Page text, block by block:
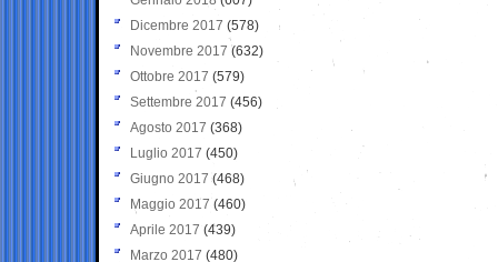
Dicembre 2017 (578)
Novembre 2017 (632)
Ottobre 2017 (579)
Settembre 2017 (456)
Agosto 2017 (368)
Luglio 2017 (450)
Giugno 2017 (468)
Maggio 2017 (460)
Aprile 2017 (439)
Marzo 2017 (480)